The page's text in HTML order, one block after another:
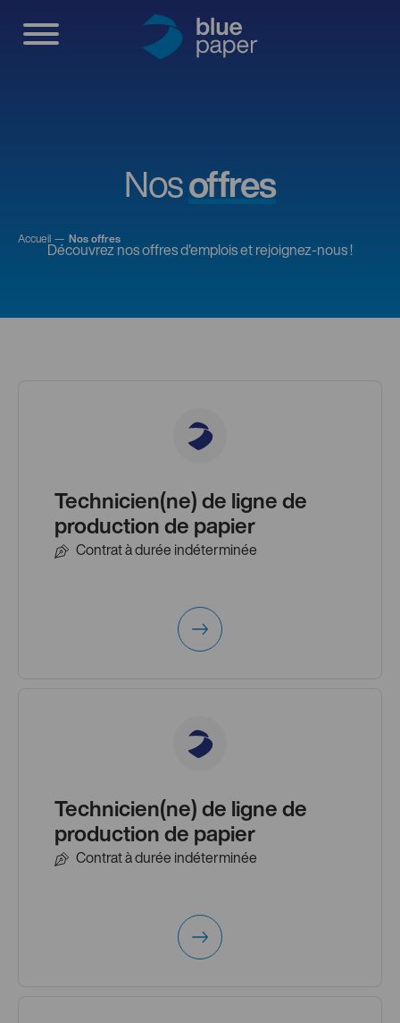
Accueil Nos offres
Nosoffres
Découvrez nos offres d'emplois et rejoignez-nous !
Technicien(ne) de ligne de
production de papier
Contrat à durée indéterminée
Technicien(ne) de ligne de
production de papier
Contrat à durée indéterminée